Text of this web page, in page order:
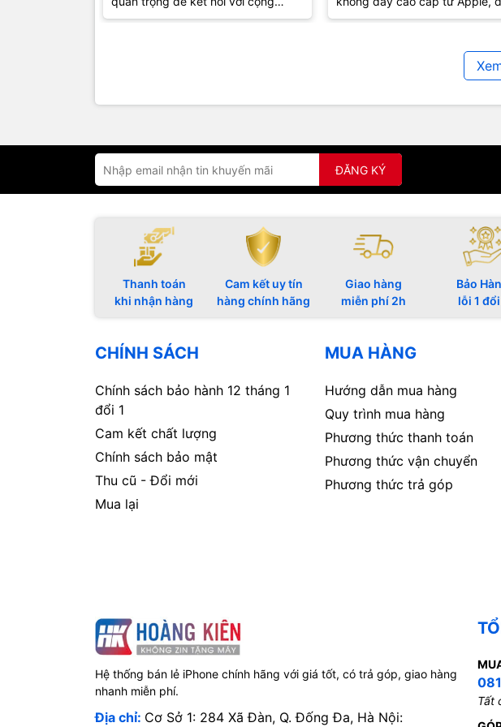
đồng và khán giả. Dù bạn là một
thu hút sự quan tâm lớn từ
ĐĂNG KÝ
Thanh toán
khi nhận hàng
Cam kết uy tín
hàng chính hãng
Giao hàng
miễn phí 2h
Bảo
lỗi 1 đổi
CHÍNH SÁCH
Chính sách bảo hành 12 tháng 1
đổi 1
Cam kết chất lượng
Chính sách bảo mật
Thu cũ - Đổi mới
Mua lại
MUA HÀNG
Hướng dẫn mua hàng
Quy trình mua hàng
Phương thức thanh toán
Phương thức vận chuyển
Phương thức trả góp
Hệ thống bán lẻ iPhone chính hãng với giá tốt, có trả góp, giao hàng
nhanh miễn phí.
Địa chỉ: Cơ Sở 1: 284 Xã Đàn, Q. Đống Đa, Hà Nội:
Tất